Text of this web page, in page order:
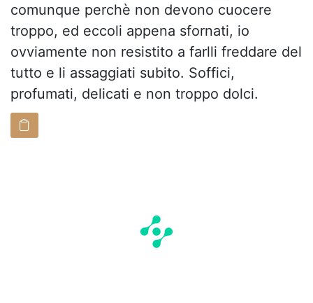
comunque perchè non devono cuocere
troppo, ed eccoli appena sfornati, io
ovviamente non resistito a farlli freddare del
tutto e li assaggiati subito. Soffici,
profumati, delicati e non troppo dolci.